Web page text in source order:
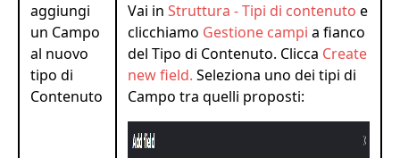
aggiungi
un Campo
al nuovo
tipo di
Contenuto
Vai in Struttura - Tipi di contenuto e
clicchiamo Gestione campi a fianco
del Tipo di Contenuto. Clicca Create
new field. Seleziona uno dei tipi di
Campo tra quelli proposti: